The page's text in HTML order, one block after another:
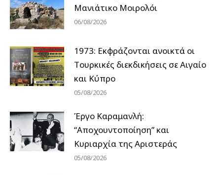
Μανιάτικο Μοιρολόι
06/08/2026
1973: Εκφράζονται ανοικτά οι
Tουρκικές διεκδικήσεις σε Αιγαίο
και Κύπρο
05/08/2026
Έργο Καραμανλή:
“Αποχουντοποίηση” και
Κυριαρχία της Αριστεράς
05/08/2026